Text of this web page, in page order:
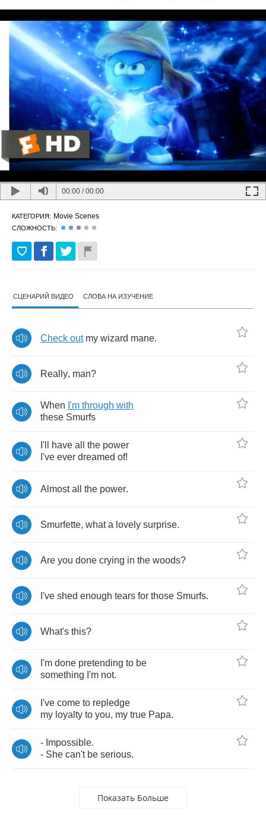
00:00 /00:00
КАТЕГОРИЯ: Movie Scenes
СЛОЖНОСТЬ:
СЦЕНАРИЙ ВИДЕО СЛОВА НА ИЗУЧЕНИЕ
Check out my wizard mane.
Really, man?
When I'm through with
these Smurfs
I'll have all the power
I've ever dreamed of!
Almost all the power.
Smurfette, what a lovely surprise.
Are you done crying in the woods?
I've shed enough tears for those Smurfs.
What's this?
I'm done pretending to be
something I'm not.
I've come to repledge
my loyalty to you, my true Papa.
- Impossible.
- She can't be serious.
Показать Больше